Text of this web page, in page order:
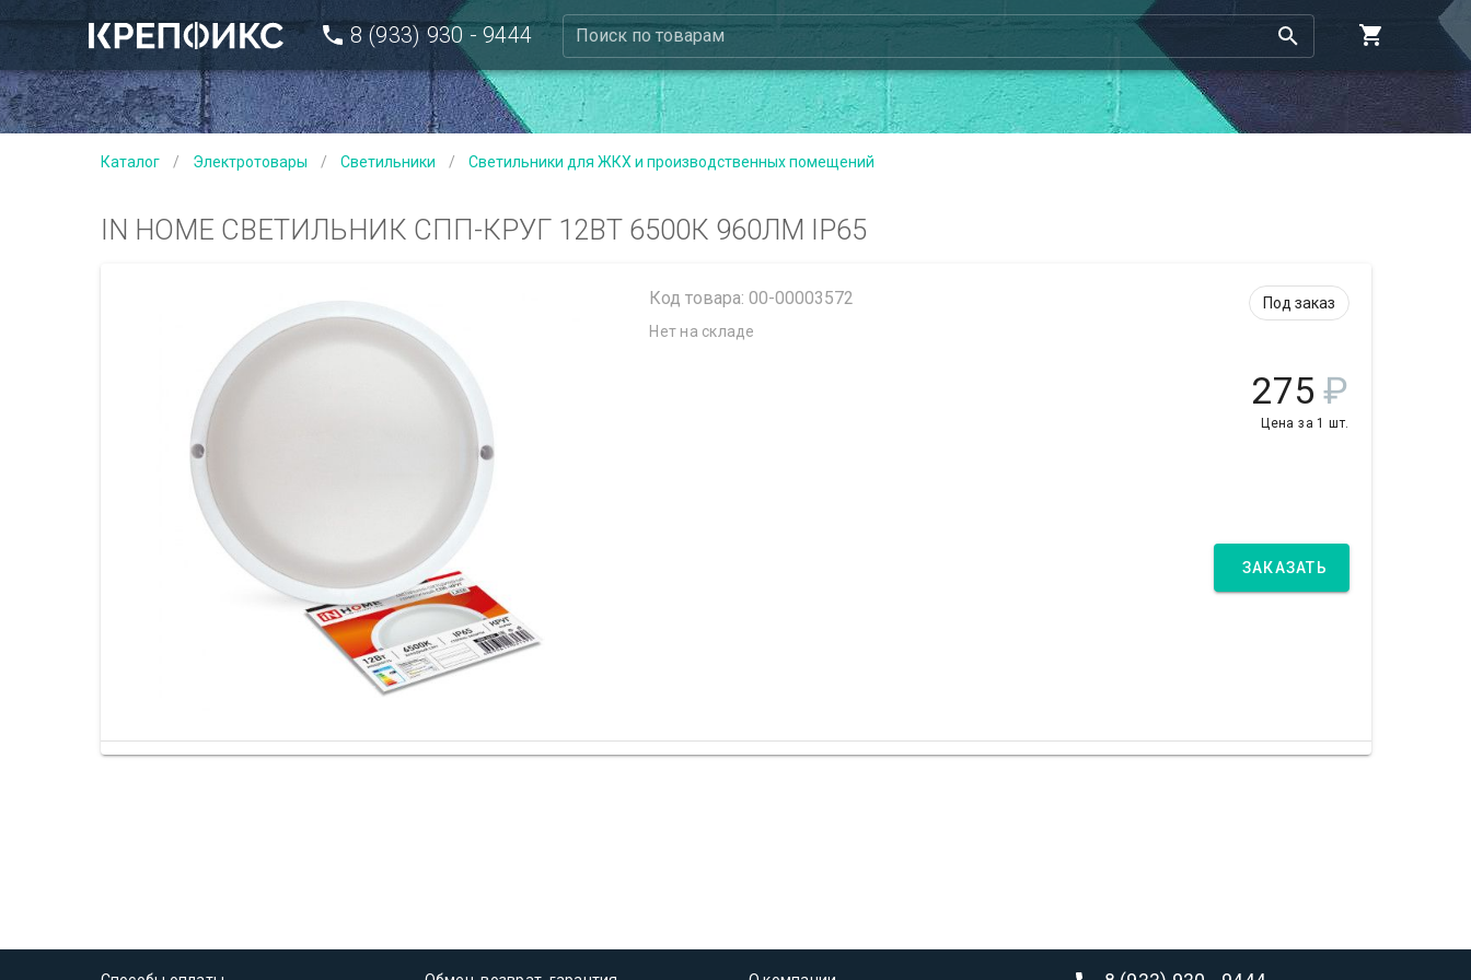
8 (933) 930 - 9444 Поиск по товарам
Каталог / Электротовары / Светильники / Светильники для ЖКХ и производственных помещений
IN HOME СВЕТИЛЬНИК СПП-КРУГ 12ВТ 6500К 960ЛМ IP65
Код товара: 00-00003572
Нет на складе
Под заказ
275 ₽
Цена за 1 шт.
ЗАКАЗАТЬ